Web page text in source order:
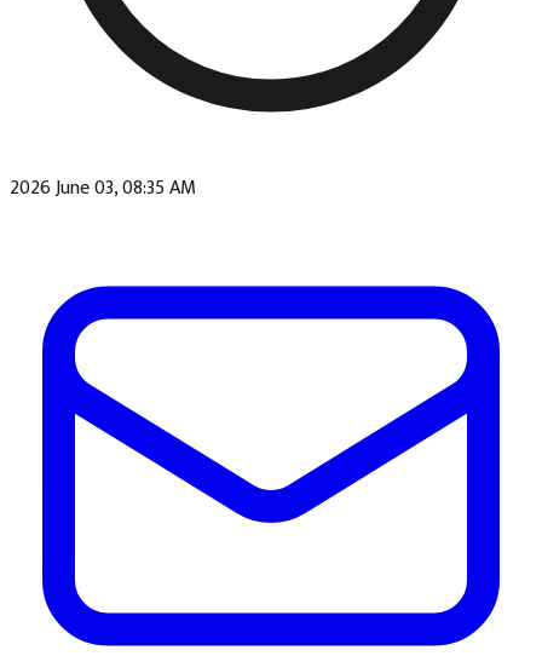
2026 June 03, 08:35 AM